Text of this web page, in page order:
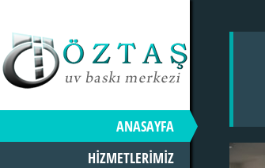
ANASAYFA
HİZMETLERİMİZ